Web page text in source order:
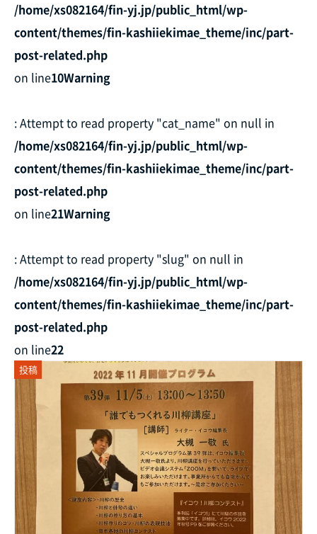
/home/xs082164/fin-yj.jp/public_html/wp-
content/themes/fin-kashiiekimae_theme/inc/part-
post-related.php
on line10Warning
: Attempt to read property "cat_name" on null in
/home/xs082164/fin-yj.jp/public_html/wp-
content/themes/fin-kashiiekimae_theme/inc/part-
post-related.php
on line21Warning
: Attempt to read property "slug" on null in
/home/xs082164/fin-yj.jp/public_html/wp-
content/themes/fin-kashiiekimae_theme/inc/part-
post-related.php
on line22
投稿